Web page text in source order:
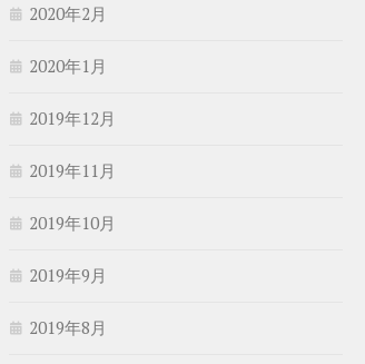
2020年2月
2020年1月
2019年12月
2019年11月
2019年10月
2019年9月
2019年8月